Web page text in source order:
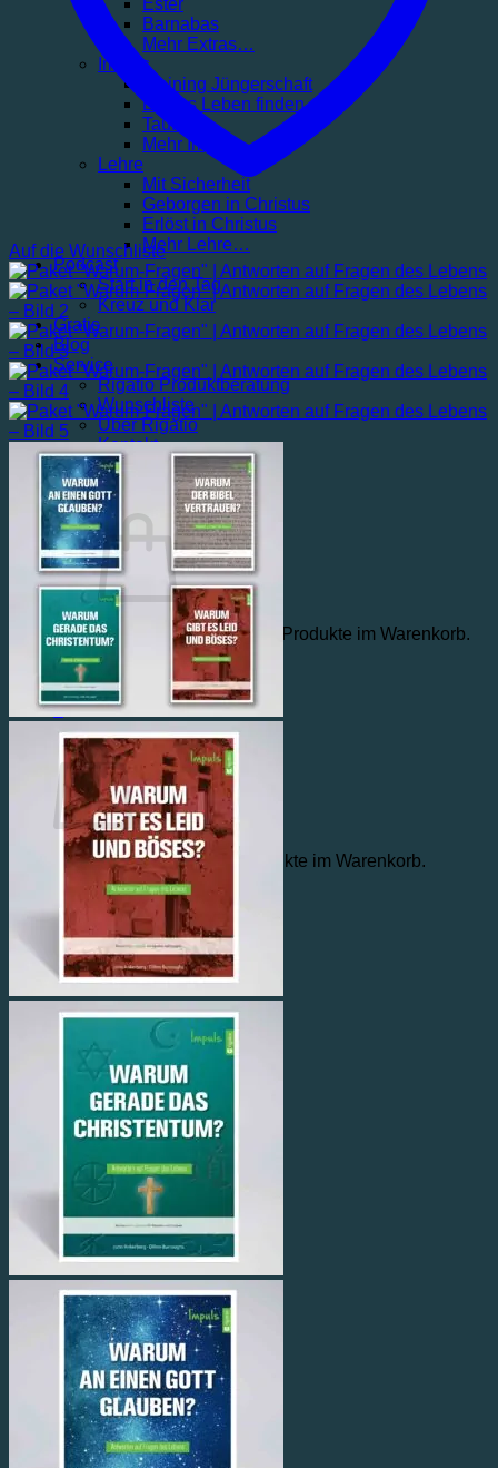
Ester
Barnabas
Mehr Extras…
Impuls
Training Jüngerschaft
Echtes Leben finden
Taufe
Mehr Impuls…
Lehre
Mit Sicherheit
Geborgen in Christus
Erlöst in Christus
Mehr Lehre…
Podcast
Start in den Tag
Kreuz und Klar
Gratis
Blog
Service
Rigatio Produktberatung
Wunschliste
Über Rigatio
Kontakt
Warenkorb / 0,00 0
Es befinden sich keine Produkte im Warenkorb.
Zurück zum Shop
0
Warenkorb
Es befinden sich keine Produkte im Warenkorb.
Zurück zum Shop
Auf die Wunschliste